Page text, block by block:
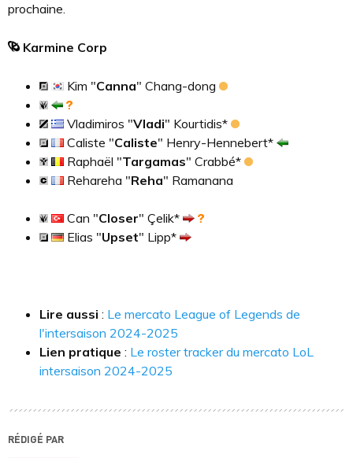
prochaine.
Karmine Corp
Kim "Canna" Chang-dong
Vladimiros "Vladi" Kourtidis*
Caliste "Caliste" Henry-Hennebert*
Raphaël "Targamas" Crabbé*
Rehareha "Reha" Ramanana
Can "Closer" Çelik*
Elias "Upset" Lipp*
Lire aussi : Le mercato League of Legends de
l'intersaison 2024-2025
Lien pratique : Le roster tracker du mercato LoL
intersaison 2024-2025
RÉDIGÉ PAR